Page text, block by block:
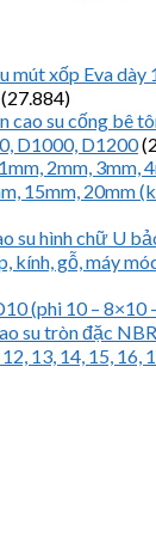
mút xốp Eva dày
(27.884)
cao su cống bê
D1000, D1200
2mm, 3mm,
15mm, 20mm
su hình chữ U
kính, gỗ, máy
(phi 10 – 8×10
su tròn đặc
12, 13, 14, 15, 16,